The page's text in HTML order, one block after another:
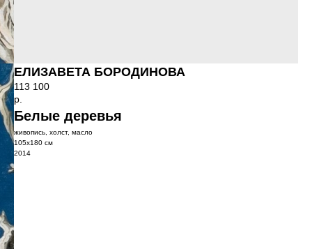
ЕЛИЗАВЕТА БОРОДИНОВА
113 100
р.
Белые деревья
живопись, холст, масло
105х180 см
2014